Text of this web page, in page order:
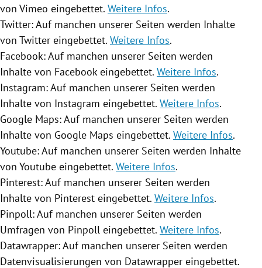
von Vimeo eingebettet. Weitere Infos.
Twitter: Auf manchen unserer Seiten werden Inhalte
von Twitter eingebettet. Weitere Infos.
Facebook: Auf manchen unserer Seiten werden
Inhalte von Facebook eingebettet. Weitere Infos.
Instagram: Auf manchen unserer Seiten werden
Inhalte von Instagram eingebettet. Weitere Infos.
Google Maps: Auf manchen unserer Seiten werden
Inhalte von Google Maps eingebettet. Weitere Infos.
Youtube: Auf manchen unserer Seiten werden Inhalte
von Youtube eingebettet. Weitere Infos.
Pinterest: Auf manchen unserer Seiten werden
Inhalte von Pinterest eingebettet. Weitere Infos.
Pinpoll: Auf manchen unserer Seiten werden
Umfragen von Pinpoll eingebettet. Weitere Infos.
Datawrapper: Auf manchen unserer Seiten werden
Datenvisualisierungen von Datawrapper eingebettet.